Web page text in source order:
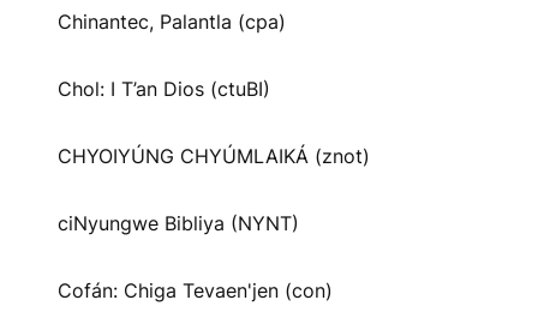
Chinantec, Palantla (cpa)
Chol: I T’an Dios (ctuBI)
CHYOIYÚNG CHYÚMLAIKÁ (znot)
ciNyungwe Bibliya (NYNT)
Cofán: Chiga Tevaen'jen (con)